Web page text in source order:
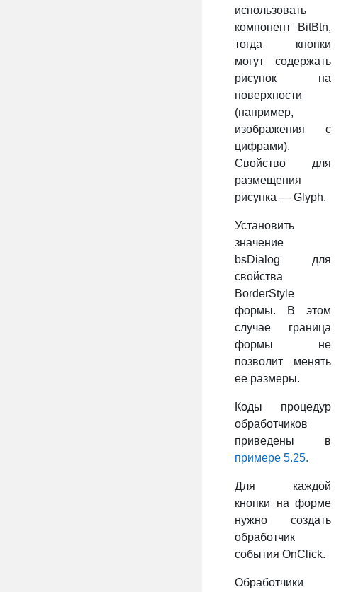
использовать
компонент BitBtn,
тогда кнопки
могут содержать
рисунок на
поверхности
(например,
изображения с
цифрами).
Свойство для
размещения
рисунка — Glyph.
Установить
значение
bsDialog для
свойства
BorderStyle
формы. В этом
случае граница
формы не
позволит менять
ее размеры.
Коды процедур
обработчиков
приведены в
примере 5.25.
Для каждой
кнопки на форме
нужно создать
обработчик
события OnClick.
Обработчики